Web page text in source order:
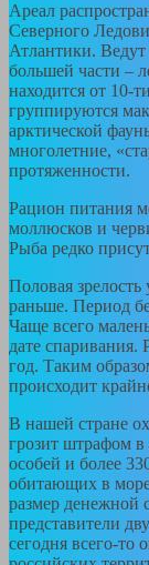
Ареал
Северного
Атлантики.
большей части –
находится от 10-
группируются
арктической
многолетние,
протяженности.
Рацион питания
моллюсков и
Рыба редко
Половая зрелость
раньше. Период
Чаще всего
дате спаривания.
год. Таким
происходит
В нашей стране
грозит штрафом
особей и более
обитающих в
размер денежной
представители
сегодня всего-то